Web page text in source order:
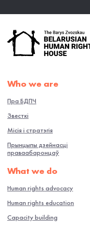
Who we are
Пра БДПЧ
Звесткі
Місія і стратэгія
Прынцыпы дзейнасці
праваабаронцаў
What we do
Human rights advocacy
Human rights education
Capacity building